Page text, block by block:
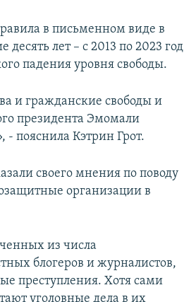
в письменном виде в
лет – с 2013 по 2023 год
падения уровня свободы.
и гражданские свободы и
президента Эмомали
- пояснила Кэтрин Грот.
своего мнения по поводу
организации в
из числа
блогеров и журналистов,
преступления. Хотя сами
уголовные дела в их